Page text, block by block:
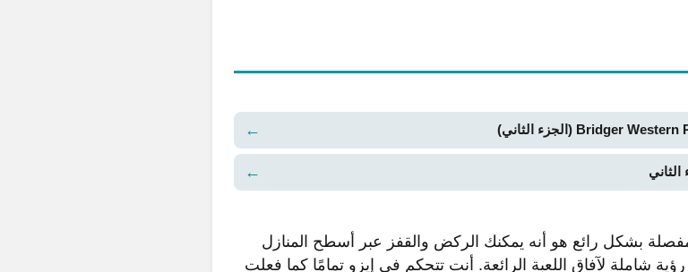
←
←
بشكل رائع هو أنه يمكنك الركض والقفز عبر أسطح المنازل
شاملة لآفاق اللعبة الرائعة. أنت تتحكم في إيزو تمامًا كما فعلت